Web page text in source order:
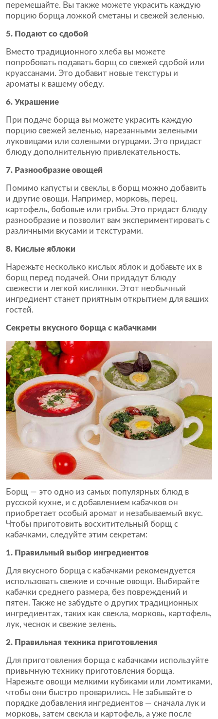
перемешайте. Вы также можете украсить каждую
порцию борща ложкой сметаны и свежей зеленью.
5. Подают со сдобой
Вместо традиционного хлеба вы можете
попробовать подавать борщ со свежей сдобой или
круассанами. Это добавит новые текстуры и
ароматы к вашему обеду.
6. Украшение
При подаче борща вы можете украсить каждую
порцию свежей зеленью, нарезанными зелеными
луковицами или солеными огурцами. Это придаст
блюду дополнительную привлекательность.
7. Разнообразие овощей
Помимо капусты и свеклы, в борщ можно добавить
и другие овощи. Например, морковь, перец,
картофель, бобовые или грибы. Это придаст блюду
разнообразие и позволит вам экспериментировать с
различными вкусами и текстурами.
8. Кислые яблоки
Нарежьте несколько кислых яблок и добавьте их в
борщ перед подачей. Они придадут блюду
свежести и легкой кислинки. Этот необычный
ингредиент станет приятным открытием для ваших
гостей.
Секреты вкусного борща с кабачками
Борщ — это одно из самых популярных блюд в
русской кухне, и с добавлением кабачков он
приобретает особый аромат и незабываемый вкус.
Чтобы приготовить восхитительный борщ с
кабачками, следуйте этим секретам:
1. Правильный выбор ингредиентов
Для вкусного борща с кабачками рекомендуется
использовать свежие и сочные овощи. Выбирайте
кабачки среднего размера, без повреждений и
пятен. Также не забудьте о других традиционных
ингредиентах, таких как свекла, морковь, картофель,
лук, чеснок и свежие зелень.
2. Правильная техника приготовления
Для приготовления борща с кабачками используйте
привычную технику приготовления борща.
Нарежьте овощи мелкими кубиками или ломтиками,
чтобы они быстро проварились. Не забывайте о
порядке добавления ингредиентов — сначала лук и
морковь, затем свекла и картофель, а уже после